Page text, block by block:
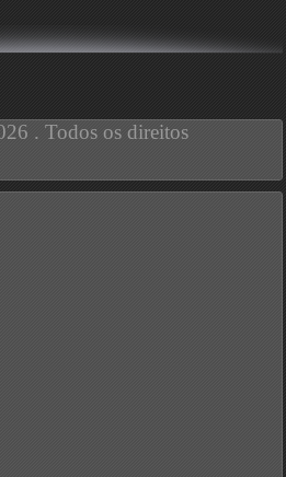
. Todos os direitos